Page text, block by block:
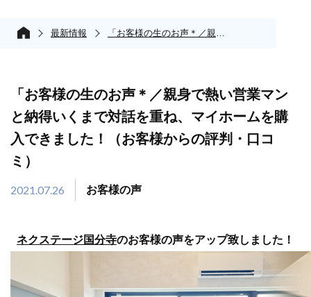
最新情報 「お客様の生のお声＊／親身で熱い営業マンと納得いくまで対話を重ね、マイホームを購入できました！（お客様からの評判・口コミ）
「お客様の生のお声＊／親身で熱い営業マン
と納得いくまで対話を重ね、マイホームを購
入できました！（お客様からの評判・口コ
ミ）
2021.07.26 お客様の声
ネクステージ国分寺のお客様の声をアップ致しました！